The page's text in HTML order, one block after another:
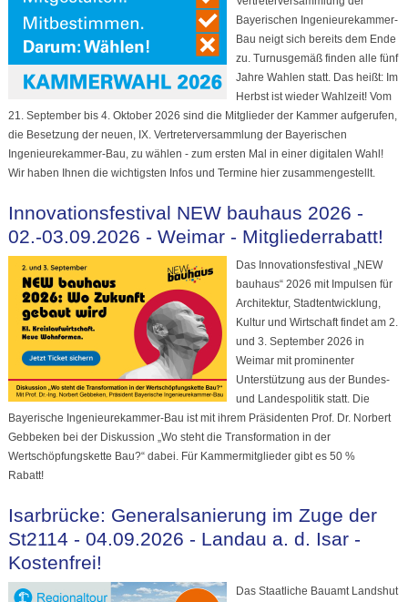
Bayerischen Ingenieurekammer-
Bau neigt sich bereits dem Ende
zu. Turnusgemäß finden alle fünf
Jahre Wahlen statt. Das heißt: Im
Herbst ist wieder Wahlzeit! Vom
21. September bis 4. Oktober 2026 sind die Mitglieder der Kammer aufgerufen,
die Besetzung der neuen, IX. Vertreterversammlung der Bayerischen
Ingenieurekammer-Bau, zu wählen - zum ersten Mal in einer digitalen Wahl!
Wir haben Ihnen die wichtigsten Infos und Termine hier zusammengestellt.
Innovationsfestival NEW bauhaus 2026 -
02.-03.09.2026 - Weimar - Mitgliederrabatt!
Das Innovationsfestival „NEW
bauhaus“ 2026 mit Impulsen für
Architektur, Stadtentwicklung,
Kultur und Wirtschaft findet am 2.
und 3. September 2026 in
Weimar mit prominenter
Unterstützung aus der Bundes-
und Landespolitik statt. Die
Bayerische Ingenieurekammer-Bau ist mit ihrem Präsidenten Prof. Dr. Norbert
Gebbeken bei der Diskussion „Wo steht die Transformation in der
Wertschöpfungskette Bau?“ dabei. Für Kammermitglieder gibt es 50 %
Rabatt!
Isarbrücke: Generalsanierung im Zuge der
St2114 - 04.09.2026 - Landau a. d. Isar -
Kostenfrei!
Das Staatliche Bauamt Landshut